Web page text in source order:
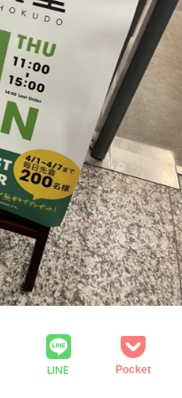
LINE Pocket